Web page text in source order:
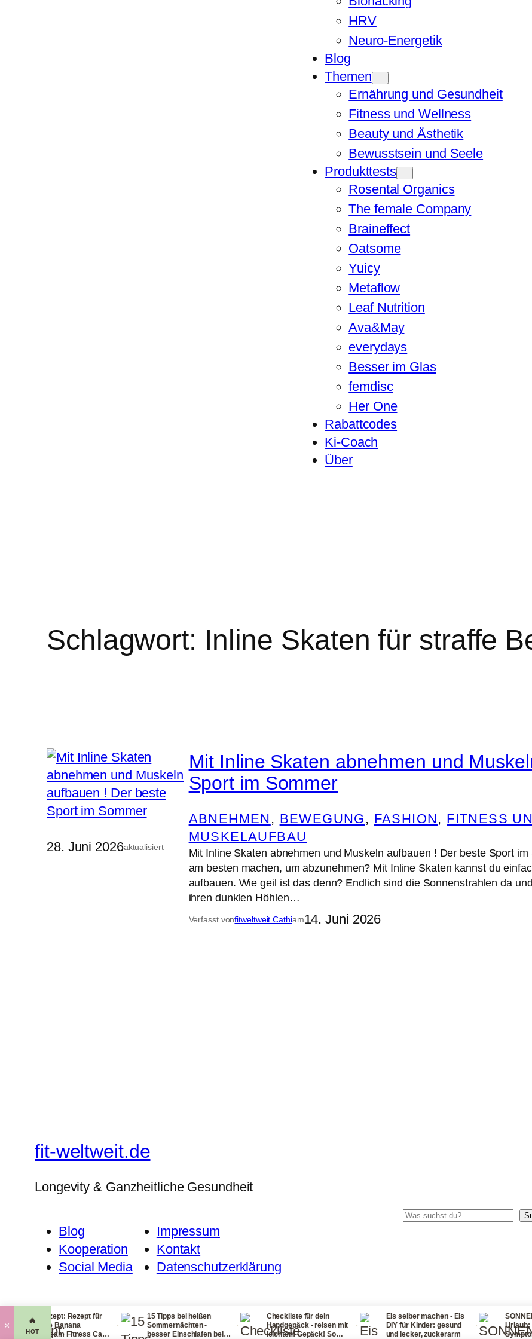
HRV
Neuro-Energetik
Blog
Themen
Ernährung und Gesundheit
Fitness und Wellness
Beauty und Ästhetik
Bewusstsein und Seele
Produkttests
Rosental Organics
The female Company
Braineffect
Oatsome
Yuicy
Metaflow
Leaf Nutrition
Ava&May
everydays
Besser im Glas
femdisc
Her One
Rabattcodes
Ki-Coach
Über
Schlagwort: Inline Skaten für straffe
28. Juni 2026aktualisiert
Mit Inline Skaten abnehmen und
Sport im Sommer
ABNEHMEN , BEWEGUNG , FASHION, FITNESS
MUSKELAUFBAU
Mit Inline Skaten abnehmen und Muskeln aufbauen ! Der beste Sport
am besten machen, um abzunehmen? Mit Inline Skaten kannst du
aufbauen. Wie geil ist das denn? Endlich sind die Sonnenstrahlen da
ihren dunklen Höhlen…
Verfasst vonfitweltweit Cathiam14. Juni 2026
fit-weltweit.de
Longevity & Ganzheitliche Gesundheit
Blog
Kooperation
Social Media
Impressum
Kontakt
Datenschutzerklärung
Suchen
× 🔥
HOT
Rezept für
Banana
Fitness Carb
·
15 Tipps bei heißen
Sommernächten -
besser Einschlafen bei
·
Checkliste für dein
Handgepäck - reisen mit
leichtem Gepäck! So
·
Eis selber machen - Eis
DIY für Kinder: gesund
und lecker, zuckerarm
·
SONNENSTICH
Urlaub: Ursachen,
Symptome, Erste